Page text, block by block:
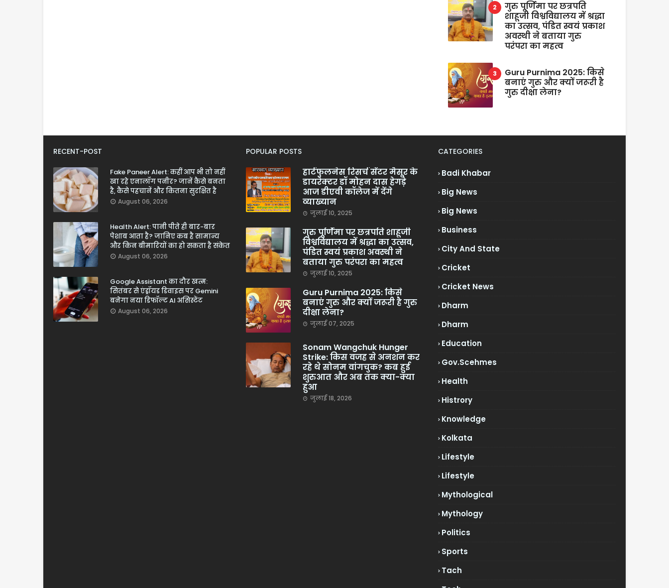
गुरु पूर्णिमा पर छत्रपति
शाहूजी विश्वविद्यालय में श्रद्धा
का उत्सव, पंडित स्वयं प्रकाश
अवस्थी ने बताया गुरु
परंपरा का महत्व
Guru Purnima 2025: किसे
बनाएं गुरु और क्यों जरूरी है
गुरु दीक्षा लेना?
RECENT-POST
Fake Paneer Alert: कहीं आप भी तो नहीं
खा रहे एनालॉग पनीर? जानें कैसे बनता
है, कैसे पहचानें और कितना सुरक्षित है
August 06, 2026
Health Alert: पानी पीते ही बार-बार
पेशाब आता है? जानिए कब है सामान्य
और किन बीमारियों का हो सकता है संकेत
August 06, 2026
Google Assistant का दौर खत्म:
सितंबर से एंड्रॉयड डिवाइस पर Gemini
बनेगा नया डिफॉल्ट AI असिस्टेंट
August 06, 2026
POPULAR POSTS
हार्टफुलनेस रिसर्च सेंटर मैसूर के
डायरेक्टर डॉ मोहन दास हेगड़े
आज डीएवी कॉलेज में देंगे
व्याख्यान
जुलाई 10, 2025
गुरु पूर्णिमा पर छत्रपति शाहूजी
विश्वविद्यालय में श्रद्धा का उत्सव,
पंडित स्वयं प्रकाश अवस्थी ने
बताया गुरु परंपरा का महत्व
जुलाई 10, 2025
Guru Purnima 2025: किसे
बनाएं गुरु और क्यों जरूरी है गुरु
दीक्षा लेना?
जुलाई 07, 2025
Sonam Wangchuk Hunger
Strike: किस वजह से अनशन कर
रहे थे सोनम वांगचुक? कब हुई
शुरुआत और अब तक क्या-क्या
हुआ
जुलाई 18, 2026
CATEGORIES
Badi Khabar
Big News
Big News
Business
City And State
Cricket
Cricket News
Dharm
Dharm
Education
Gov.scehmes
Health
Histrory
Knowledge
Kolkata
Lifestyle
Lifestyle
Mythological
Mythology
Politics
Sports
Tach